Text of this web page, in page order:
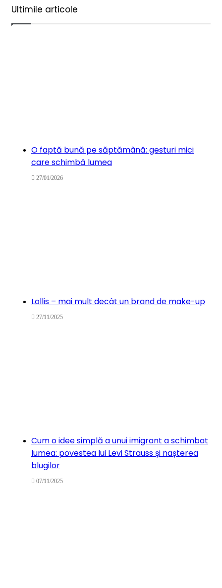
Ultimile articole
O faptă bună pe săptămână: gesturi mici
care schimbă lumea
27/01/2026
Lollis – mai mult decât un brand de make-up
27/11/2025
Cum o idee simplă a unui imigrant a schimbat
lumea: povestea lui Levi Strauss și nașterea
blugilor
07/11/2025